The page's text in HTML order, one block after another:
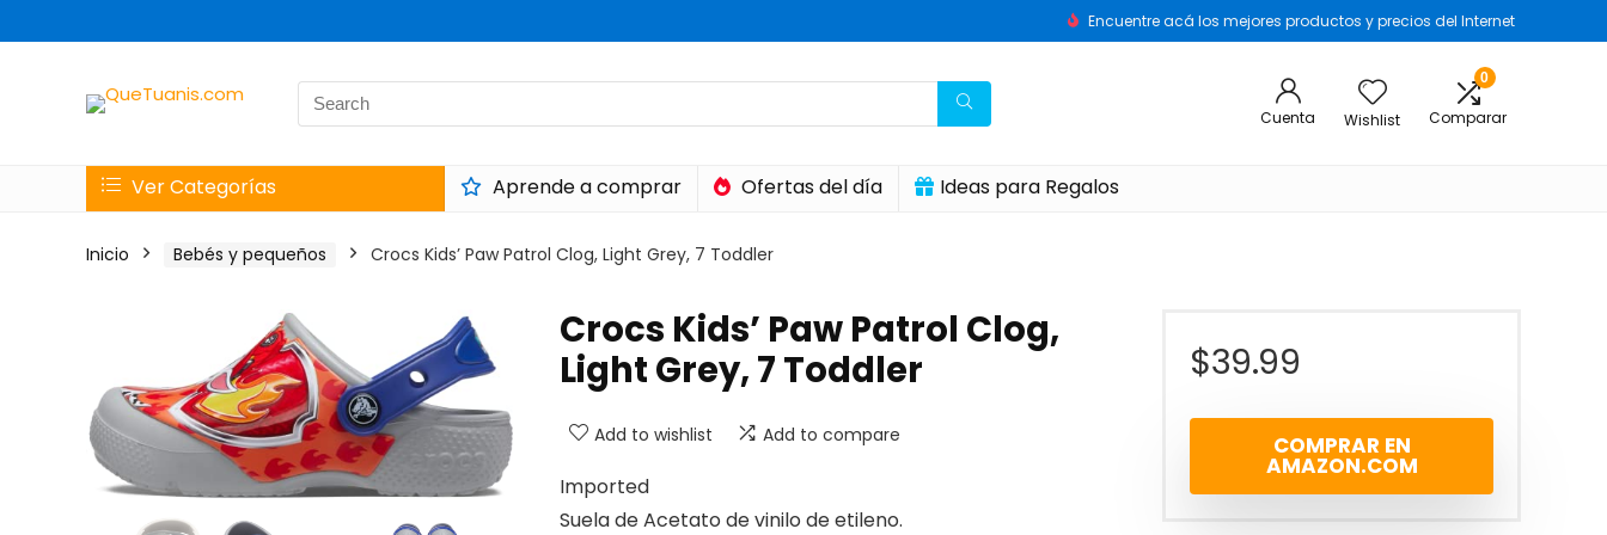
Encuentre acá los mejores productos y precios del Internet
Search
for:
Cuenta Wishlist
0
Comparar
Ver Categorías Aprende a comprar Ofertas del día Ideas para Regalos
Inicio Bebés y pequeños Crocs Kids’ Paw Patrol Clog, Light Grey, 7 Toddler
Crocs Kids’ Paw Patrol Clog,
Light Grey, 7 Toddler
Add to wishlist Add to compare
Imported
Suela de Acetato de vinilo de etileno.
$39.99
COMPRAR EN
AMAZON.COM